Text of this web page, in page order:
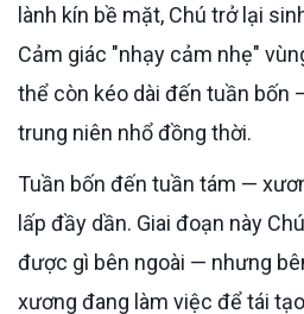
lành kín bề mặt, Chú trở lại
Cảm giác "nhạy cảm nhẹ"
thể còn kéo dài đến tuần bốn
trung niên nhổ đồng thời.
Tuần bốn đến tuần tám — xương bên dưới hai ổ nhổ
lấp đầy dần. Giai đoạn này
được gì bên ngoài — nhưng
xương đang làm việc để tái